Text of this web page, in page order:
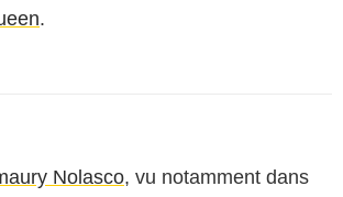
.
Nolasco, vu notamment dans